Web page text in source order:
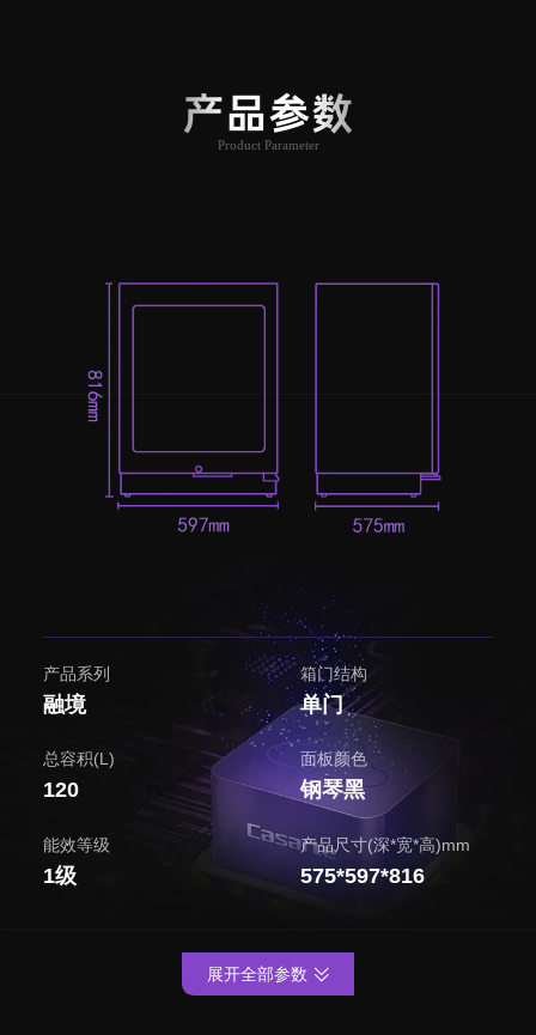
产品参数
Product Parameter
产品系列
融境
箱门结构
单门
总容积(L)
120
面板颜色
钢琴黑
能效等级
1级
产品尺寸(深*宽*高)mm
575*597*816
展开全部参数